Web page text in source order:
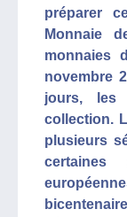
préparer
Monnaie
monnaies
novembre
jours, les
collection.
plusieurs